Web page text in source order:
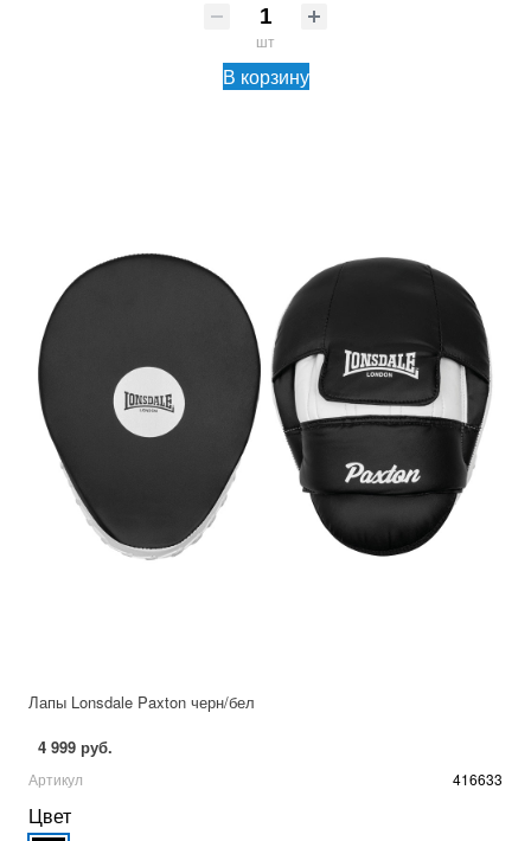
шт
В корзину
Лапы Lonsdale Paxton черн/бел
4 999 руб.
Артикул 416633
Цвет